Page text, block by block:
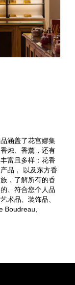
涵盖了花宫娜集
烛、香薰，还有
富且多样：花香
品， 以及东方香
，了解所有的香
、符合您个人品
术品、装饰品、
Boudreau,